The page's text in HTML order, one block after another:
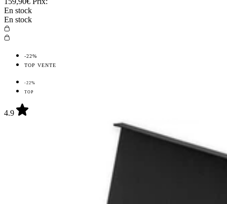
En stock
En stock
-22%
TOP VENTE
-22%
TOP
4.9